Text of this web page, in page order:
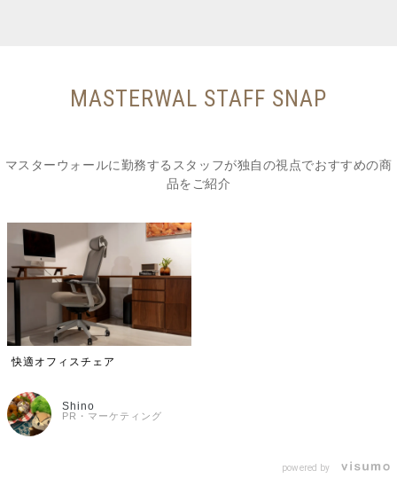
MASTERWAL STAFF SNAP
マスターウォールに勤務するスタッフが独自の視点でおすすめの商
品をご紹介
快適オフィスチェア
PR・マーケティング
Shino
powered by